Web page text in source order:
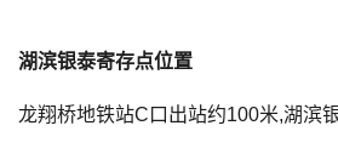
湖滨银泰寄存点位置
龙翔桥地铁站C口出站约100米,湖滨